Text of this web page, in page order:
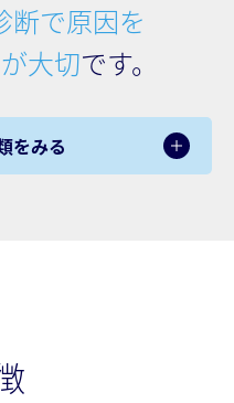
断で原因を
⼤切です。
をみる